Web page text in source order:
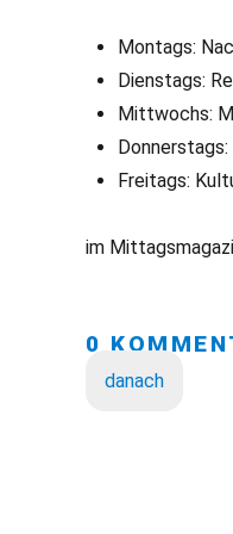
Montags:
Dienstags:
Mittwochs:
Freitags:
im
0
danach